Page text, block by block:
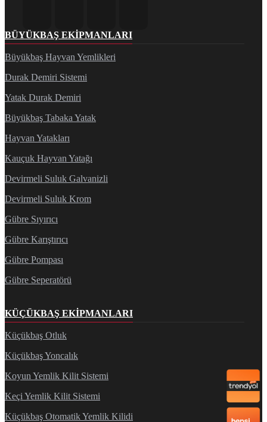
BÜYÜKBAŞ EKIPMANLARI
Büyükbaş Hayvan Yemlikleri
Durak Demiri Sistemi
Yatak Durak Demiri
Büyükbaş Tabaka Yatak
Hayvan Yatakları
Kauçuk Hayvan Yatağı
Devirmeli Suluk Galvanizli
Devirmeli Suluk Krom
Gübre Sıyırıcı
Gübre Karıştırıcı
Gübre Pompası
Gübre Seperatörü
KÜÇÜKBAŞ EKIPMANLARI
Küçükbaş Otluk
Küçükbaş Yoncalık
Koyun Yemlik Kilit Sistemi
Keçi Yemlik Kilit Sistemi
Küçükbaş Otomatik Yemlik Kilidi